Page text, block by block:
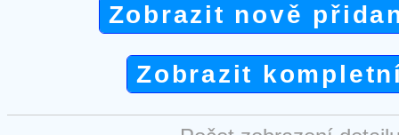
Zobrazit nově
Zobrazit